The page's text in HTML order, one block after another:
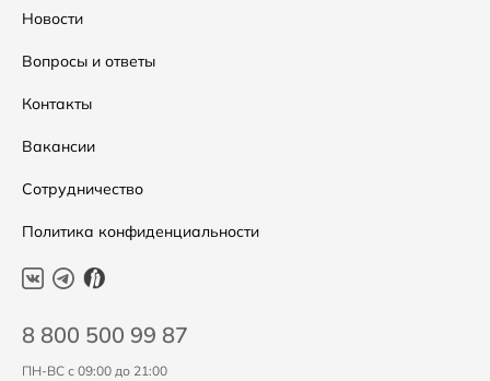
Распродажа
Подарочные сертификаты
Таблица размеров
Уход за одеждой
Новости
Вопросы и ответы
Контакты
Вакансии
Сотрудничество
Политика конфиденциальности
8 800 500 99 87
ПН-ВС с 09:00 до 21:00